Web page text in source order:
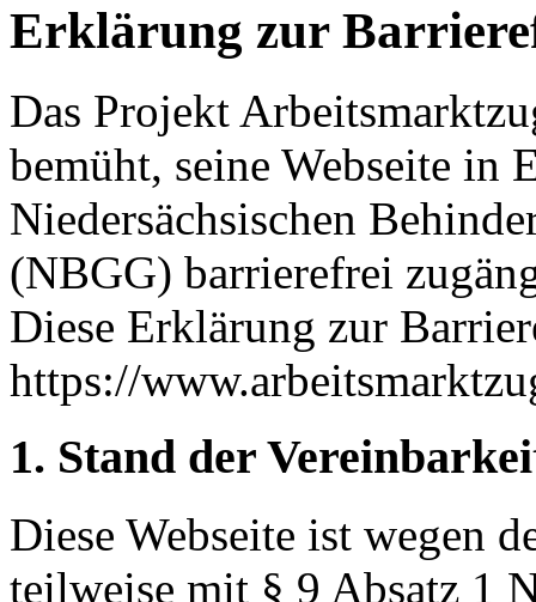
Erklärung zur
Das Projekt
bemüht, seine Webseite in
Niedersächsischen
(NBGG) barrierefrei
Diese Erklärung zur
https://
1. Stand der
Diese Webseite ist wegen
teilweise mit § 9 Absatz 1